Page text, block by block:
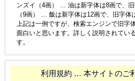
ンズイ（4画） … 油は新字体は8画で、
（9画） … 飯は新字体は12画で、旧字体
上記は一例ですが、検索エンジンで旧字
面白いと思います。詳しく説明されてい
す。
利用規約 … 本サイトのご